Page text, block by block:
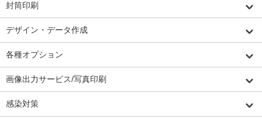
封筒印刷
デザイン・データ作成
各種オプション
画像出力サービス/写真印刷
感染対策